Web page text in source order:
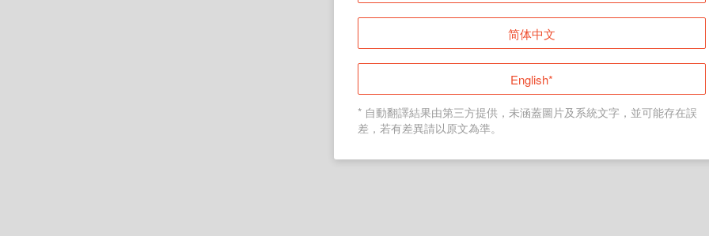
返回首頁
简体中文
English*
* 自動翻譯結果由第三方提供，未涵蓋圖片及系統文字，並可能存在誤
差，若有差異請以原文為準。